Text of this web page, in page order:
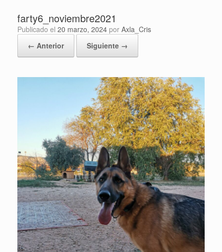
farty6_noviembre2021
Publicado el 20 marzo, 2024 por Axla_Cris
← Anterior
Siguiente →